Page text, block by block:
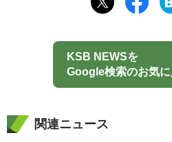
KSB NEWSを
Google検索のお気
関連ニュース